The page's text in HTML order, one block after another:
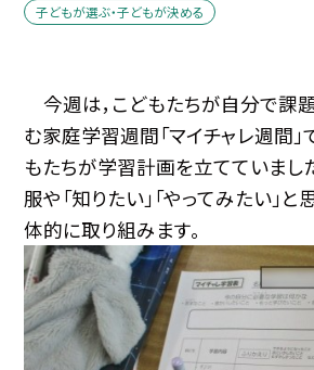
子どもが選ぶ・子どもが決める
今週は，こどもたちが自分で課
む家庭学習週間「マイチャレ週間」
もたちが学習計画を立てていまし
服や「知りたい」「やってみたい」
体的に取り組みます。